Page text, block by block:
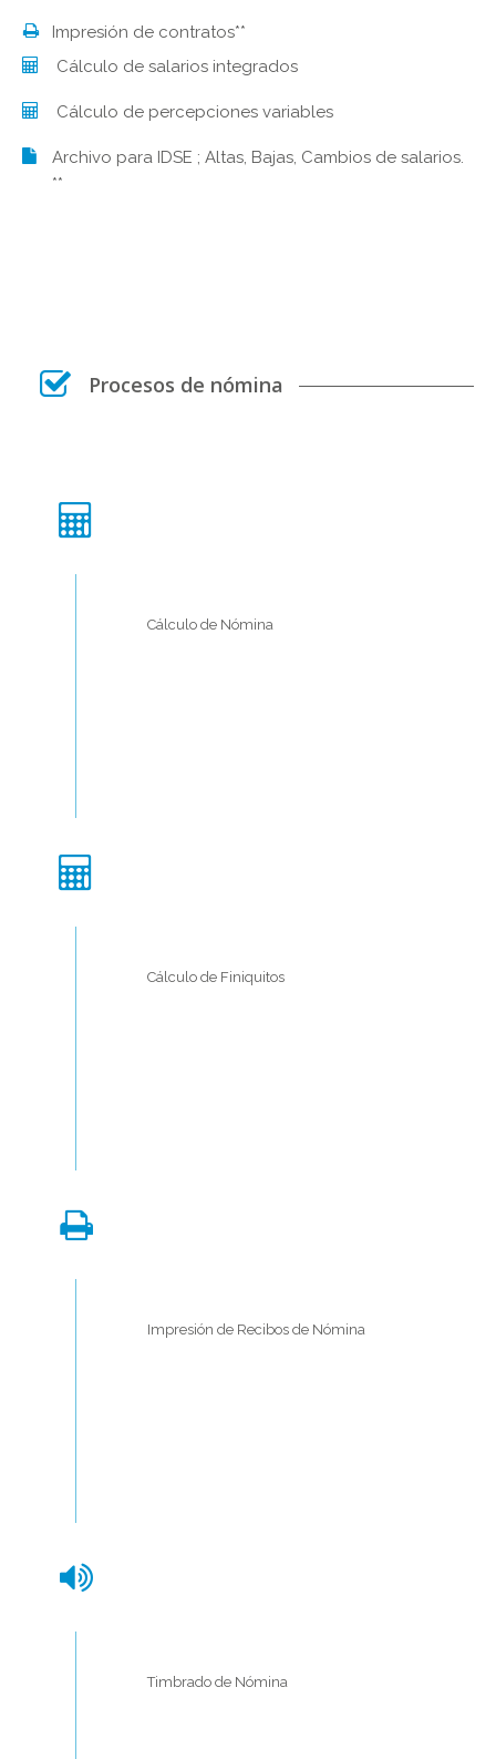
Impresión de contratos**
Cálculo de salarios integrados
Cálculo de percepciones variables
Archivo para IDSE ; Altas, Bajas, Cambios de salarios.
**
Procesos de nómina
Cálculo de Nómina
Cálculo de Finiquitos
Impresión de Recibos de Nómina
Timbrado de Nómina